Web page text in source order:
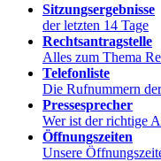
Sitzungsergebnisse
der letzten 14 Tage
Rechtsantragstelle
Alles zum Thema
Telefonliste
Die Rufnummern
Pressesprecher
Wer ist der richtige
Öffnungszeiten
Unsere